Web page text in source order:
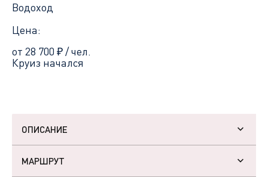
Водоход
Цена:
от 28 700 ₽/ чел.
Круиз начался
ОПИСАНИЕ
МАРШРУТ